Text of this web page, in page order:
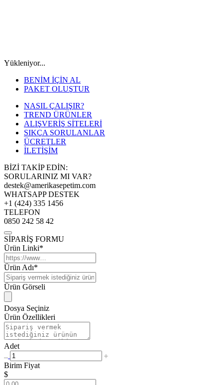
Yükleniyor...
BENİM İÇİN AL
PAKET OLUŞTUR
NASIL ÇALIŞIR?
TREND ÜRÜNLER
ALIŞVERİŞ SİTELERİ
SIKÇA SORULANLAR
ÜCRETLER
İLETİŞİM
BİZİ TAKİP EDİN:
SORULARINIZ MI VAR?
destek@amerikasepetim.com
WHATSAPP DESTEK
+1 (424) 335 1456
TELEFON
0850 242 58 42
SİPARİŞ FORMU
Ürün Linki*
Ürün Adı*
Ürün Görseli
Dosya Seçiniz
Ürün Özellikleri
Adet
Birim Fiyat
$